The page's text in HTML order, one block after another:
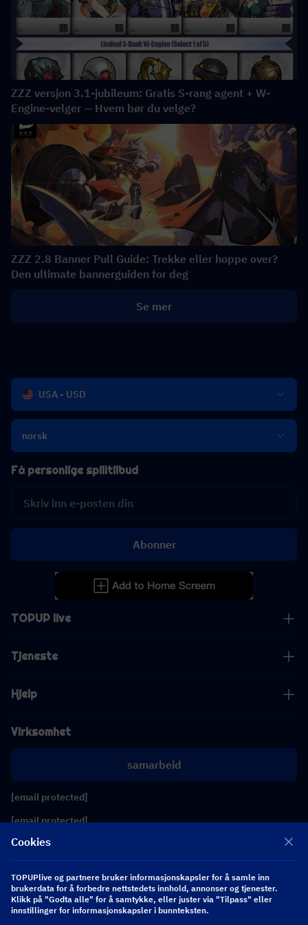
ZZZ versjon 3.1-jubileum: Gratis S-rang agent + W-
Engine-velger — Hvem bør du velge?
ZZZ 2.8 Banner Pull Guide: Trekke eller hoppe over?
Den ultimate bannerguiden for deg
Se mer
USA - USD
norsk
TOPUP live
Tjeneste
Hjelp
Virksomhet
samarbeid
[email protected]
[email protected]
Få personlige spilltilbud
Abonner
Følg oss
Copyright 2026 SEA WHALE TECHNOLOGY PTE.LTD. All Rights Reserved.
Cookies
TOPUPlive og partnere bruker informasjonskapsler for å samle inn
brukerdata for å forbedre nettstedets innhold, annonser og tjenester.
Klikk på "Godta alle" for å samtykke, eller juster via "Tilpass" eller
innstillinger for informasjonskapsler i bunnteksten.